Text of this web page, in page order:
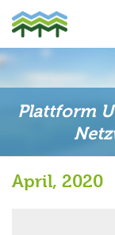
Plattform
April, 2020